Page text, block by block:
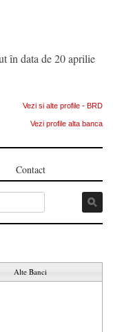
în data de 20 aprilie
Vezi si alte profile - BRD
Vezi profile alta banca
Contact
Alte Banci